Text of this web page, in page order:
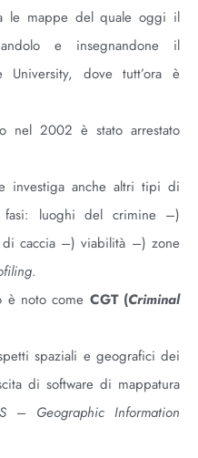
le mappe del quale oggi il
e insegnandone il
University, dove tutt’ora è
nel 2002 è stato arrestato
investiga anche altri tipi di
fasi: luoghi del crimine –)
caccia –) viabilità –) zone
.
è noto come CGT (Criminal
spaziali e geografici dei
di software di mappatura
– Geographic Information